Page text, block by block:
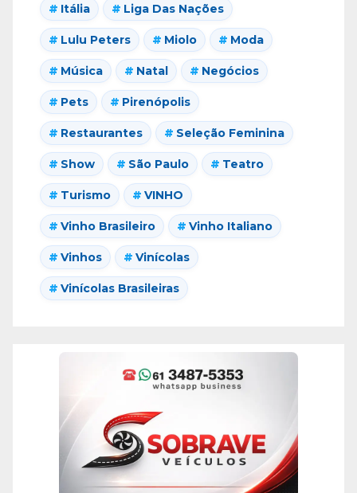
Itália Liga Das Nações
Lulu Peters Miolo Moda
Música Natal Negócios
Pets Pirenópolis
Restaurantes Seleção Feminina
Show São Paulo Teatro
Turismo VINHO
Vinho Brasileiro Vinho Italiano
Vinhos Vinícolas
Vinícolas Brasileiras